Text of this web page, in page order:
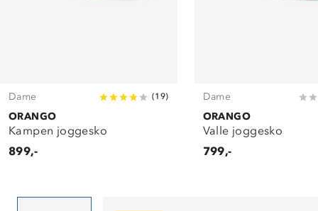
Dame (19)
ORANGO
Kampen joggesko
899,-
Dame
ORANGO
Valle joggesko
799,-